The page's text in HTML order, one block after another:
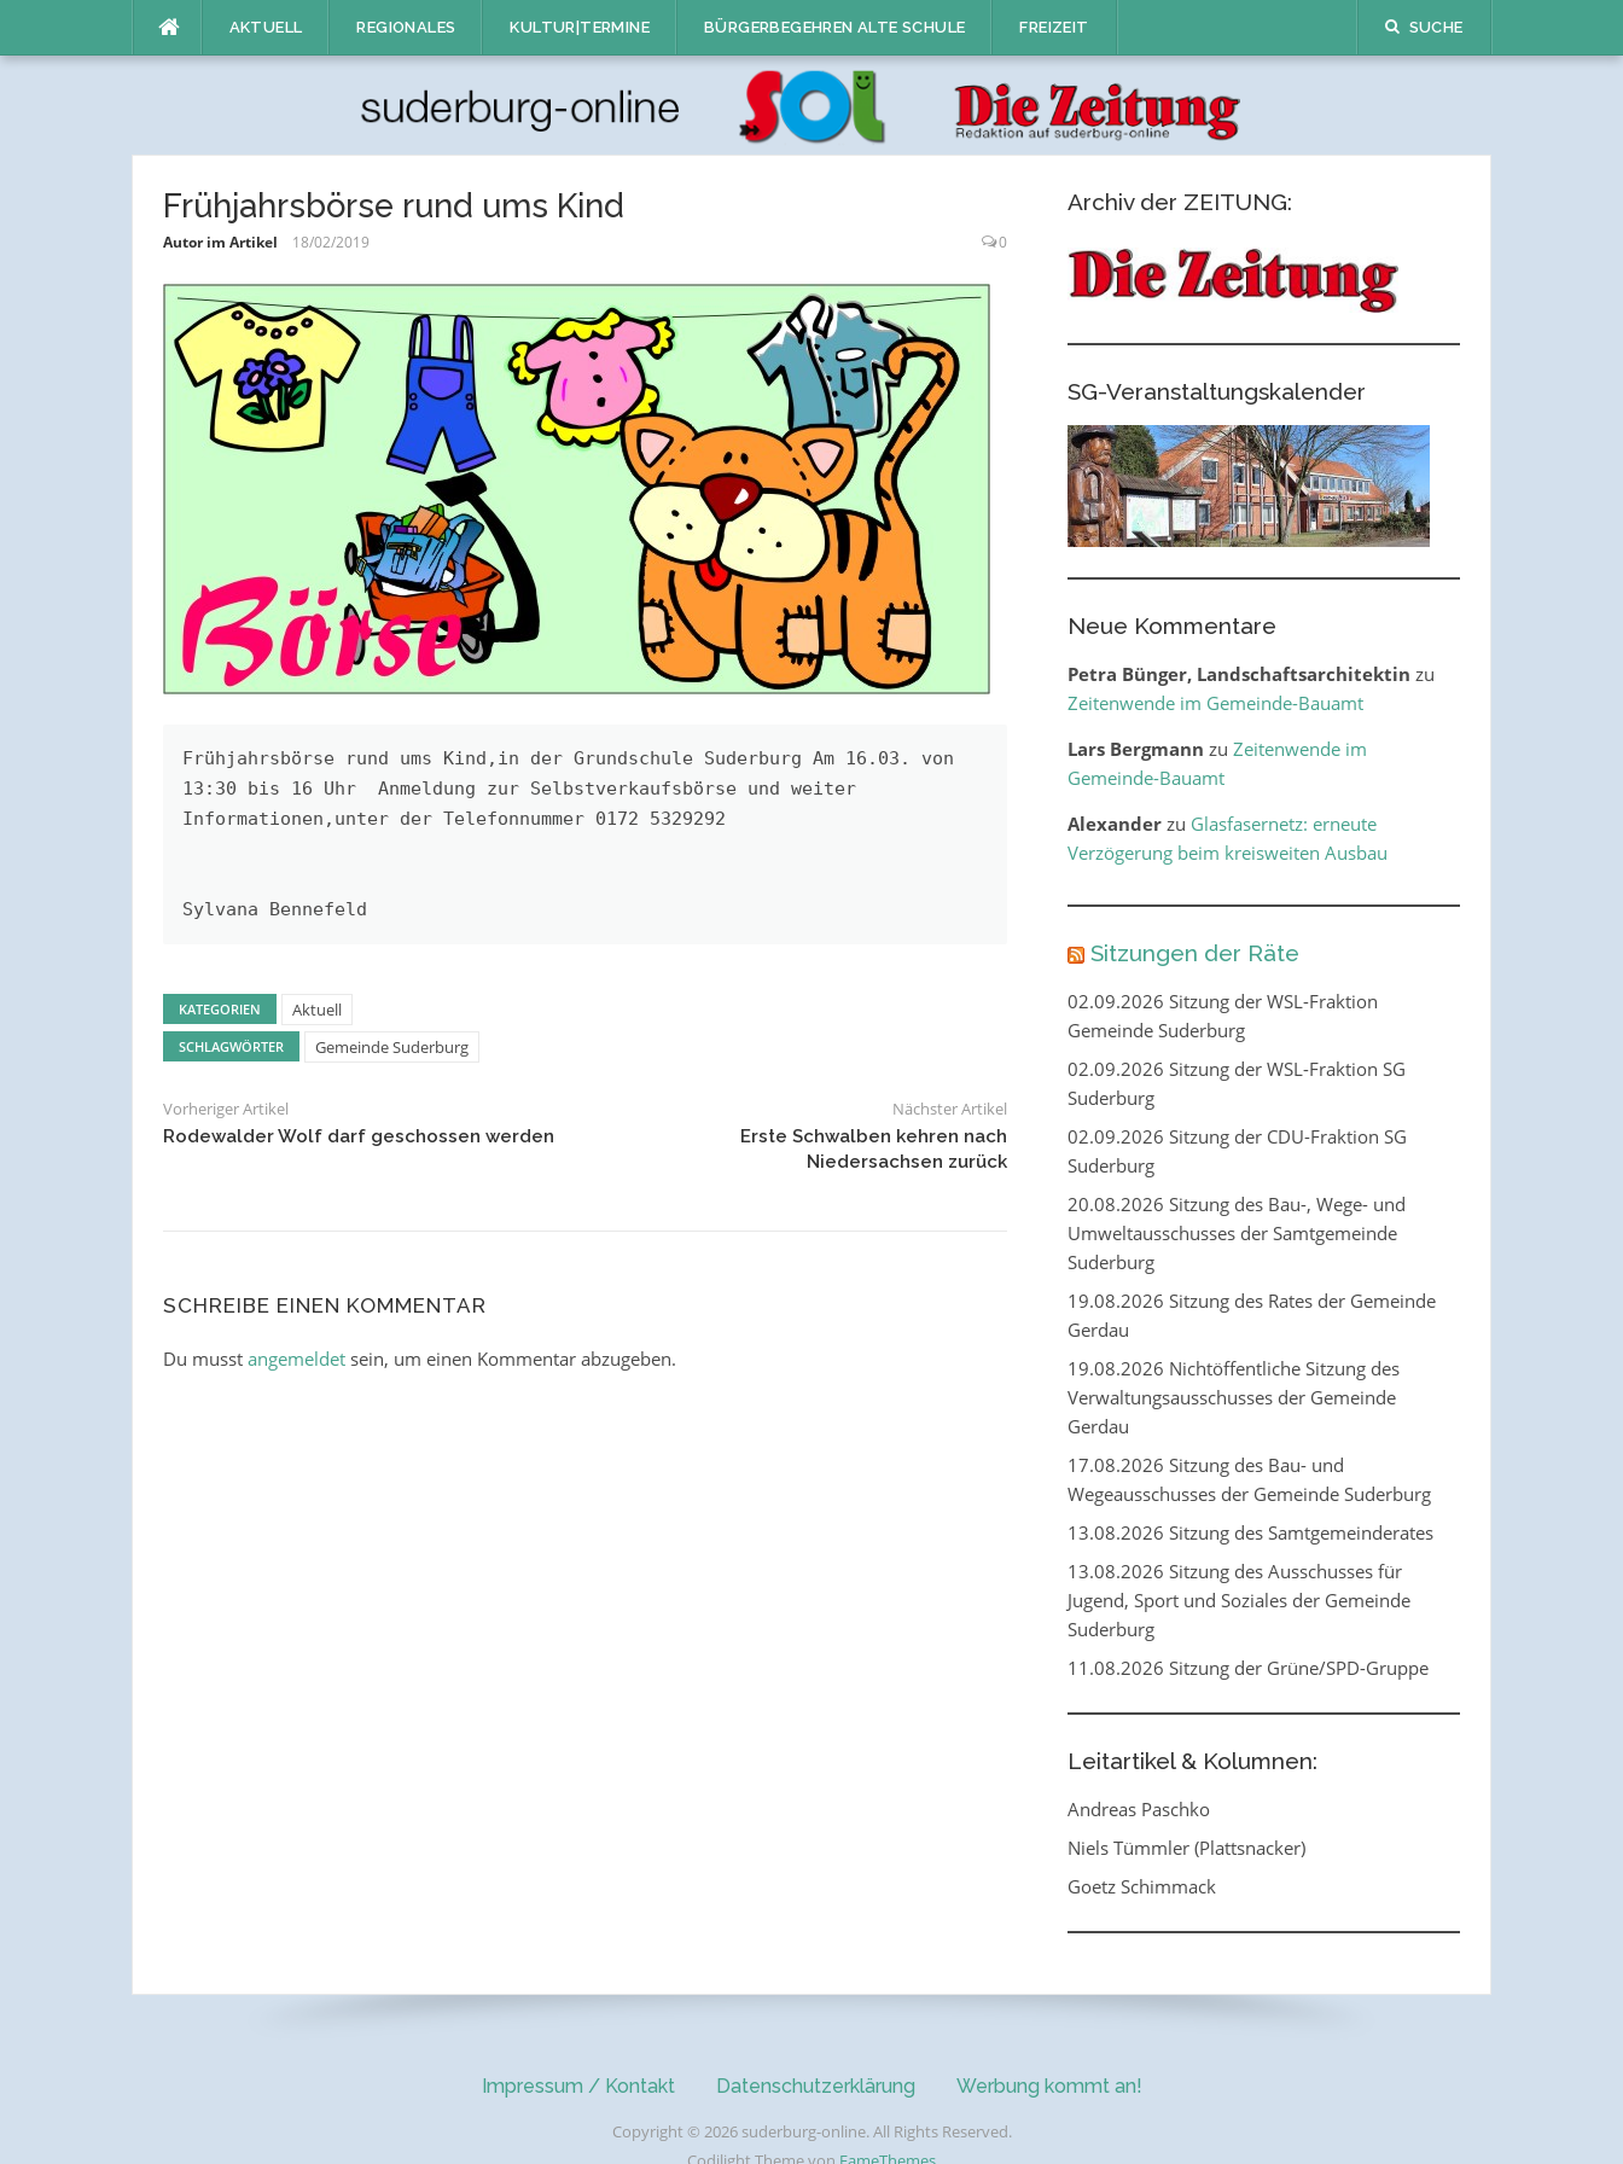
AKTUELL REGIONALES KULTUR|TERMINE BÜRGERBEGEHREN ALTE SCHULE FREIZEIT SUCHE
Frühjahrsbörse rund ums Kind
Autor im Artikel 18/02/2019 0
Frühjahrsbörse rund ums Kind,in der Grundschule Suderburg Am 16.03. von
13:30 bis 16 Uhr  Anmeldung zur Selbstverkaufsbörse und weiter
Informationen,unter der Telefonnummer 0172 5329292
Sylvana Bennefeld
KATEGORIEN Aktuell
SCHLAGWÖRTER Gemeinde Suderburg
Vorheriger Artikel
Rodewalder Wolf darf geschossen werden
Nächster Artikel
Erste Schwalben kehren nach
Niedersachsen zurück
SCHREIBE EINEN KOMMENTAR
Du musst angemeldetsein, um einen Kommentar abzugeben.
Archiv der ZEITUNG:
SG-Veranstaltungskalender
Neue Kommentare
Petra Bünger, Landschaftsarchitektin zu
Zeitenwende im Gemeinde-Bauamt
Lars Bergmann zu Zeitenwende im
Gemeinde-Bauamt
Alexanderzu Glasfasernetz: erneute
Verzögerung beim kreisweiten Ausbau
Sitzungen der Räte
02.09.2026 Sitzung der WSL-Fraktion
Gemeinde Suderburg
02.09.2026 Sitzung der WSL-Fraktion SG
Suderburg
02.09.2026 Sitzung der CDU-Fraktion SG
Suderburg
20.08.2026 Sitzung des Bau-, Wege- und
Umweltausschusses der Samtgemeinde
Suderburg
19.08.2026 Sitzung des Rates der Gemeinde
Gerdau
19.08.2026 Nichtöffentliche Sitzung des
Verwaltungsausschusses der Gemeinde
Gerdau
17.08.2026 Sitzung des Bau- und
Wegeausschusses der Gemeinde Suderburg
13.08.2026 Sitzung des Samtgemeinderates
13.08.2026 Sitzung des Ausschusses für
Jugend, Sport und Soziales der Gemeinde
Suderburg
11.08.2026 Sitzung der Grüne/SPD-Gruppe
Leitartikel & Kolumnen:
Andreas Paschko
Niels Tümmler (Plattsnacker)
Goetz Schimmack
Impressum / Kontakt Datenschutzerklärung Werbung kommt an!
Copyright © 2026 suderburg-online. All Rights Reserved.